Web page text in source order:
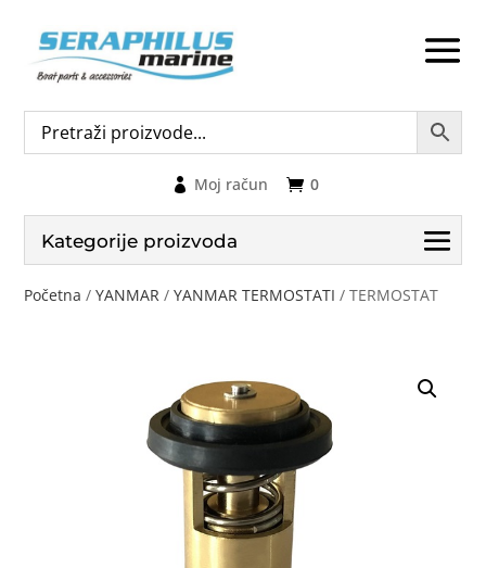
0
Moj račun
Kategorije proizvoda
Početna /YANMAR /YANMAR TERMOSTATI / TERMOSTAT